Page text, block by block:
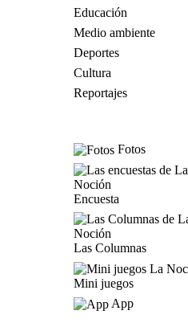
Educación
Medio ambiente
Deportes
Cultura
Reportajes
Fotos
Encuesta
Las Columnas
Mini juegos
App